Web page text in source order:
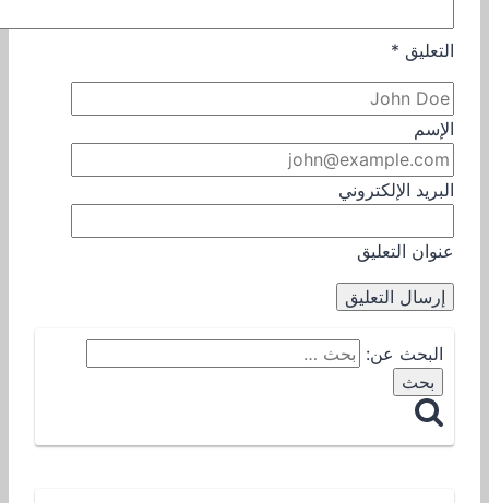
التعليق *
الإسم
البريد الإلكتروني
عنوان التعليق
البحث عن: